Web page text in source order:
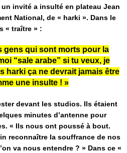
invité a insulté en plateau Jean
National, de « harki ». Dans le
« traître » :
gens qui sont morts pour la
“sale arabe” si tu veux, je
harki ça ne devrait jamais être
une insulte ! »
devant les studios. Ils étaient
minutes d’antenne pour
« Ils nous ont poussé à bout.
reconnaître la souffrance de nos
va nous entendre ? » Dans ce «